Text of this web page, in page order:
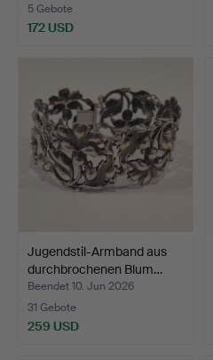
5 Gebote
172 USD
Jugendstil-Armband aus
durchbrochenen Blum…
Beendet 10. Jun 2026
31 Gebote
259 USD